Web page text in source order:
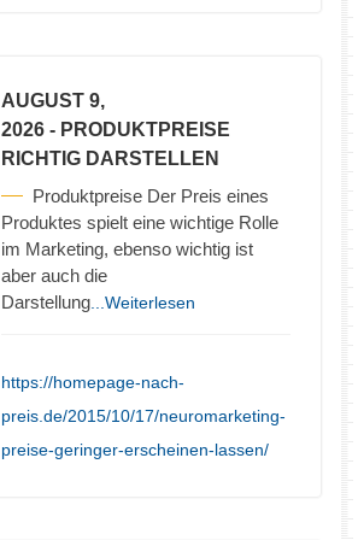
AUGUST 9,
2026 - PRODUKTPREISE
RICHTIG DARSTELLEN
Produktpreise Der Preis eines
Produktes spielt eine wichtige Rolle
im Marketing, ebenso wichtig ist
aber auch die
Darstellung ...Weiterlesen
https://homepage-nach-
preis.de/2015/10/17/neuromarketing-
preise-geringer-erscheinen-lassen/